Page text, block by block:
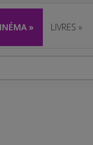
» LIVRES »